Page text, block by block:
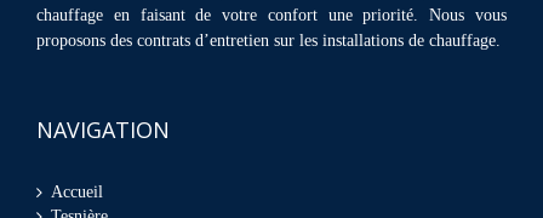
chauffage en faisant de votre confort une priorité. Nous vous
proposons des contrats d’entretien sur les installations de chauffage.
NAVIGATION
Accueil